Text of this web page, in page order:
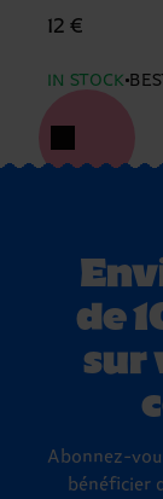
12 €
IN STOCK
de
sur
Abonnez-
bénéficier